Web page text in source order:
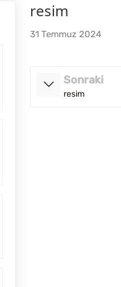
resim
31 Temmuz 2024
Sonraki
resim